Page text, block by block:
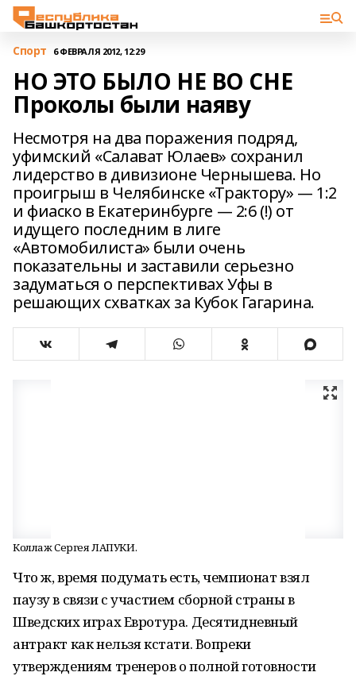
Спорт 6 ФЕВРАЛЯ 2012, 12:29
НО ЭТО БЫЛО НЕ ВО СНЕ
Проколы были наяву
Несмотря на два поражения подряд,
уфимский «Салават Юлаев» сохранил
лидерство в дивизионе Чернышева. Но
проигрыш в Челябинске «Трактору» — 1:2
и фиаско в Екатеринбурге — 2:6 (!) от
идущего последним в лиге
«Автомобилиста» были очень
показательны и заставили серьезно
задуматься о перспективах Уфы в
решающих схватках за Кубок Гагарина.
Коллаж Сергея ЛАПУКИ.
Что ж, время подумать есть, чемпионат взял
паузу в связи с участием сборной страны в
Шведских играх Евротура. Десятидневный
антракт как нельзя кстати. Вопреки
утверждениям тренеров о полной готовности